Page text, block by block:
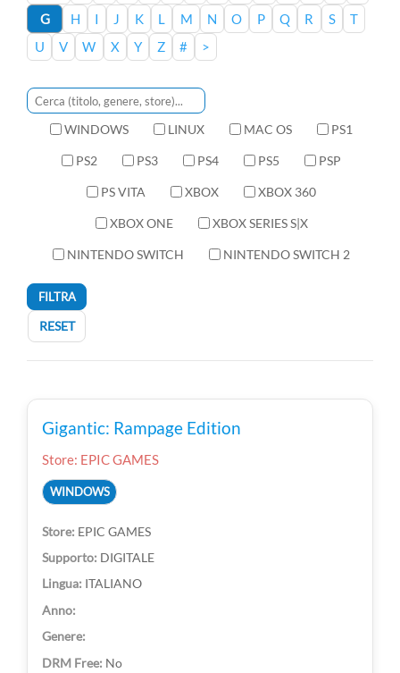
G
H I J K L M N O P Q R S
T
U
V W X Y Z # >
WINDOWS LINUX MAC OS PS1
PS2 PS3 PS4 PS5 PSP
PS VITA XBOX XBOX 360
XBOX ONE XBOX SERIES S|X
NINTENDO SWITCH NINTENDO SWITCH 2
FILTRA
RESET
Gigantic: Rampage Edition
Store: EPIC GAMES
WINDOWS
EPIC GAMES
DIGITALE
ITALIANO
No